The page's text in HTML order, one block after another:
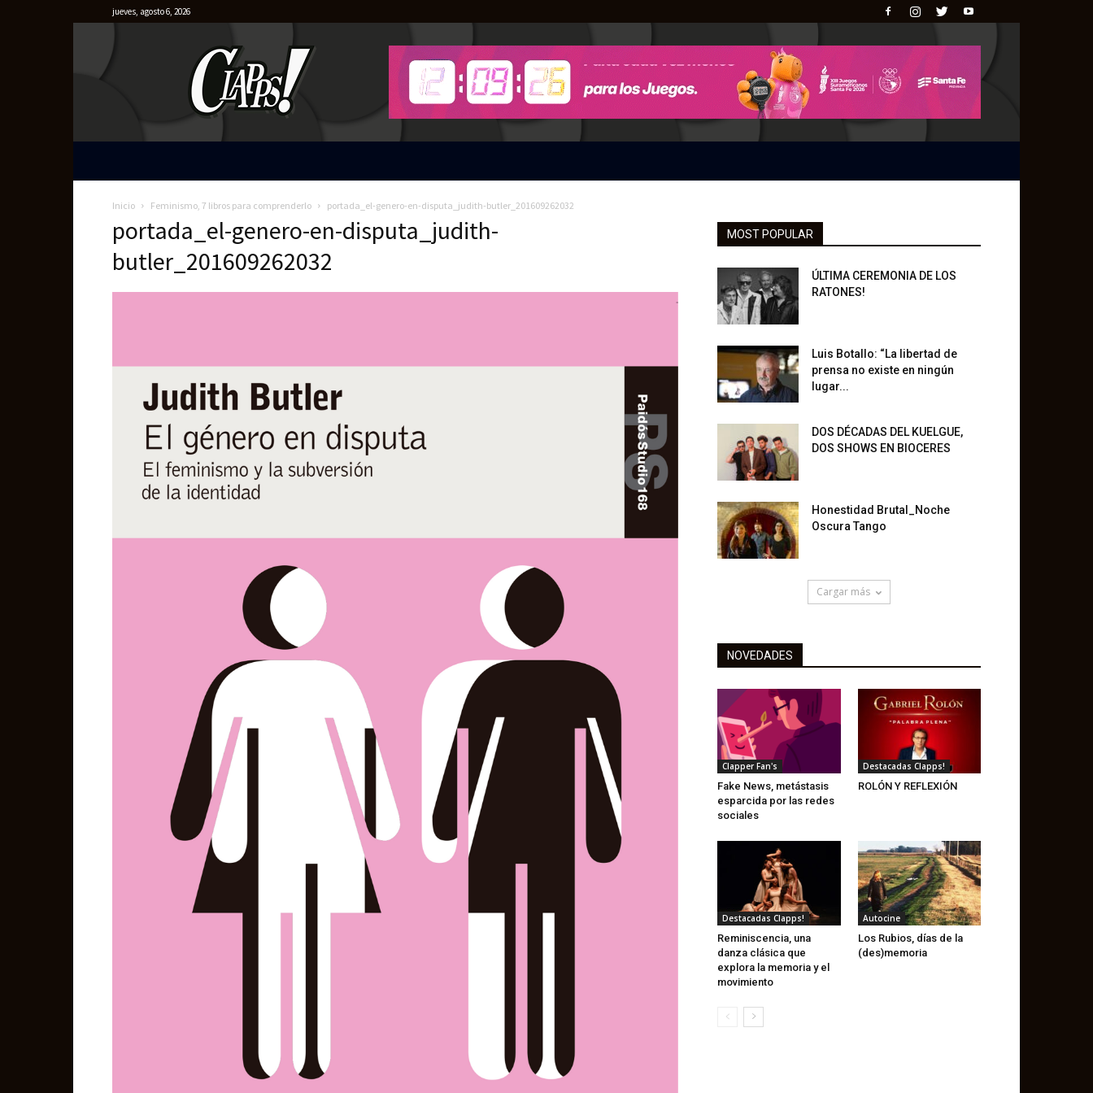
jueves, agosto 6, 2026
Inicio Feminismo, 7 libros para comprenderlo portada_el-genero-en-disputa_judith-butler_201609262032
portada_el-genero-en-disputa_judith-
butler_201609262032
MOST POPULAR
ÚLTIMA CEREMONIA DE LOS
RATONES!
Luis Botallo: “La libertad de
prensa no existe en ningún
lugar...
DOS DÉCADAS DEL KUELGUE,
DOS SHOWS EN BIOCERES
Honestidad Brutal_Noche
Oscura Tango
Cargar más
NOVEDADES
Clapper Fan's
Fake News, metástasis
esparcida por las redes
sociales
Destacadas Clapps!
ROLÓN Y REFLEXIÓN
Destacadas Clapps!
Reminiscencia, una
danza clásica que
explora la memoria y el
movimiento
Autocine
Los Rubios, días de la
(des)memoria